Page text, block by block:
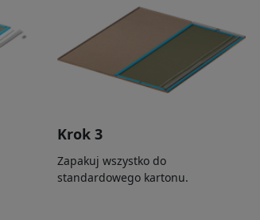
Krok 3
Zapakuj wszystko do
standardowego kartonu.